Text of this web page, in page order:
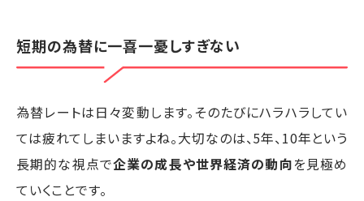
短期の為替に一喜一憂しすぎない
為替レートは日々変動します。そのたびにハラハラしてい
ては疲れてしまいますよね。大切なのは、5年、10年という
長期的な視点で企業の成長や世界経済の動向を見極め
ていくことです。